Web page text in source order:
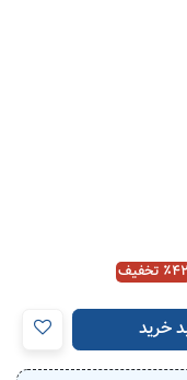
42٪ تخفیف
خرید